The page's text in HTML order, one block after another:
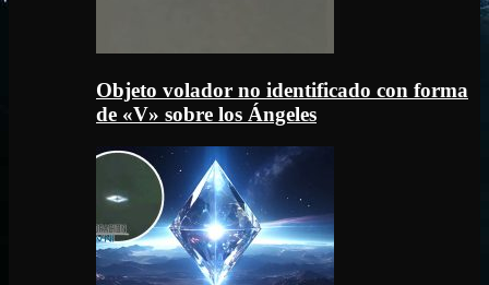
Objeto volador no identificado con forma
de «V» sobre los Ángeles